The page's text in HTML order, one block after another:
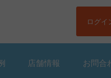
ログイ
店舗情報 お問合
店舗情報 お問合